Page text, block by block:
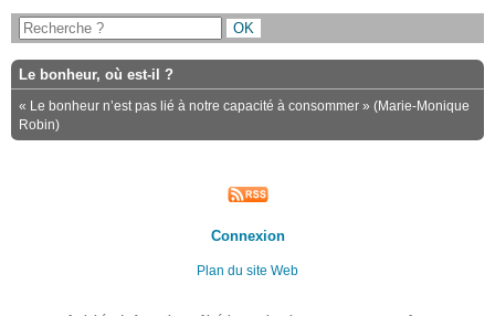
Le bonheur, où est-il ?
« Le bonheur n’est pas lié à notre capacité à consommer » (Marie-Monique
Robin)
Connexion
Plan du site Web